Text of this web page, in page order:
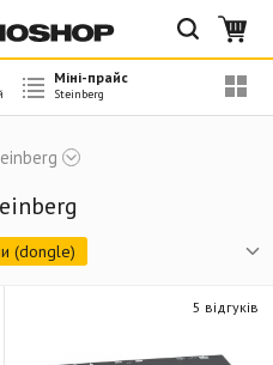
(dongle)
5 відгуків
Міні-прайс